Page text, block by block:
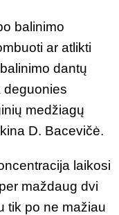
balinimo
ar atlikti
dantų
deguonies
medžiagų
D. Bacevičė.
laikosi
maždaug dvi
tik po ne mažiau